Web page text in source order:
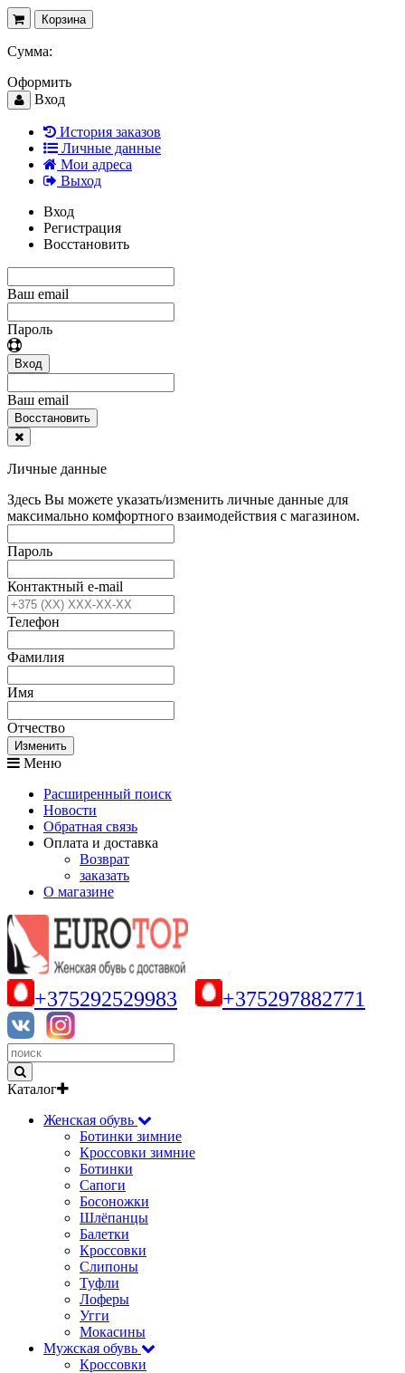
Корзина
Сумма:
Оформить
Вход
История заказов
Личные данные
Мои адреса
Выход
Вход
Регистрация
Восстановить
Ваш email
Пароль
Вход
Ваш email
Воcстановить
Личные данные
Здесь Вы можете указать/изменить личные данные для
максимально комфортного взаимодействия с магазином.
Пароль
Контактный e-mail
Телефон
Фамилия
Имя
Отчество
Изменить
Меню
Расширенный поиск
Новости
Обратная связь
Оплата и доставка
Возврат
заказать
О магазине
+375292529983 +375297882771
Каталог
Женская обувь
Ботинки зимние
Кроссовки зимние
Ботинки
Сапоги
Босоножки
Шлёпанцы
Балетки
Кроссовки
Слипоны
Туфли
Лоферы
Угги
Мокасины
Мужская обувь
Кроссовки